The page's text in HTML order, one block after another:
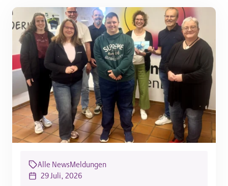
Alle NewsMeldungen
29 Juli, 2026